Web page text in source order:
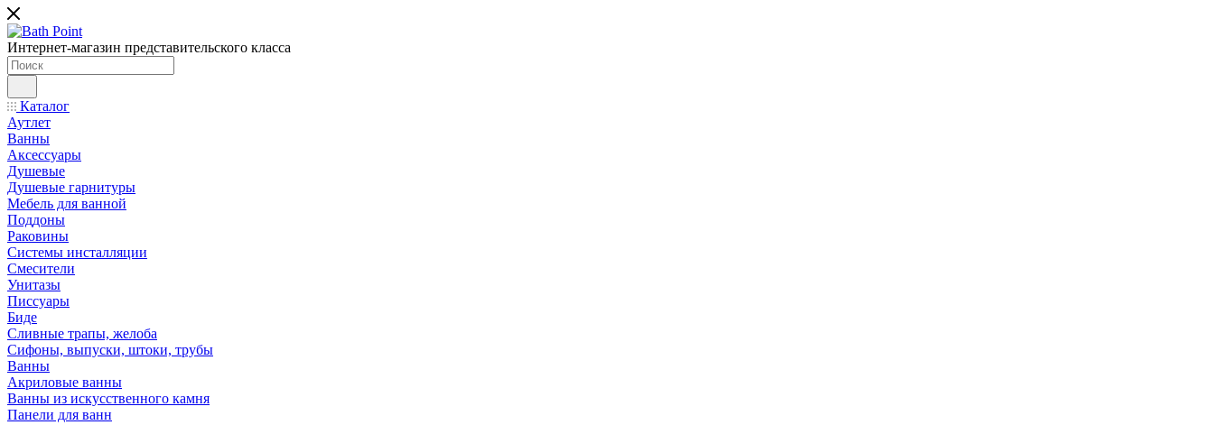
Интернет-магазин представительского класса
Каталог
Аутлет
Ванны
Аксессуары
Душевые
Душевые гарнитуры
Мебель для ванной
Поддоны
Раковины
Системы инсталляции
Смесители
Унитазы
Писсуары
Биде
Сливные трапы, желоба
Сифоны, выпуски, штоки, трубы
Ванны
Акриловые ванны
Ванны из искусственного камня
Панели для ванн